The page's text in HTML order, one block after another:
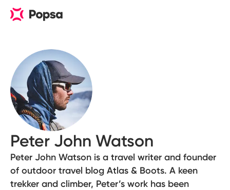
Peter John Watson
Peter John Watson is a travel writer and founder
of outdoor travel blog Atlas & Boots. A keen
trekker and climber, Peter’s work has been